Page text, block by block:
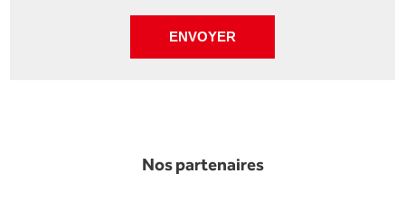
Nos partenaires